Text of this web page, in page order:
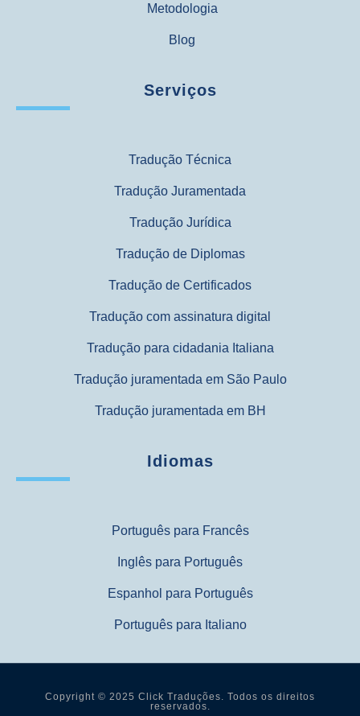
Metodologia
Blog
Serviços
Tradução Técnica
Tradução Juramentada
Tradução Jurídica
Tradução de Diplomas
Tradução de Certificados
Tradução com assinatura digital
Tradução para cidadania Italiana
Tradução juramentada em São Paulo
Tradução juramentada em BH
Idiomas
Português para Francês
Inglês para Português
Espanhol para Português
Português para Italiano
Copyright © 2025 Click Traduções. Todos os direitos
reservados.